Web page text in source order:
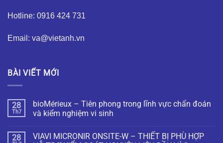
Hotline: 0916 424 731
Email: va@vietanh.vn
BÀI VIẾT MỚI
28
Th7
bioMérieux – Tiên phong trong lĩnh vực chẩn đoán
và kiểm nghiệm vi sinh
28
VIAVI MICRONIR ONSITE-W – THIẾT BỊ PHÙ HỢP